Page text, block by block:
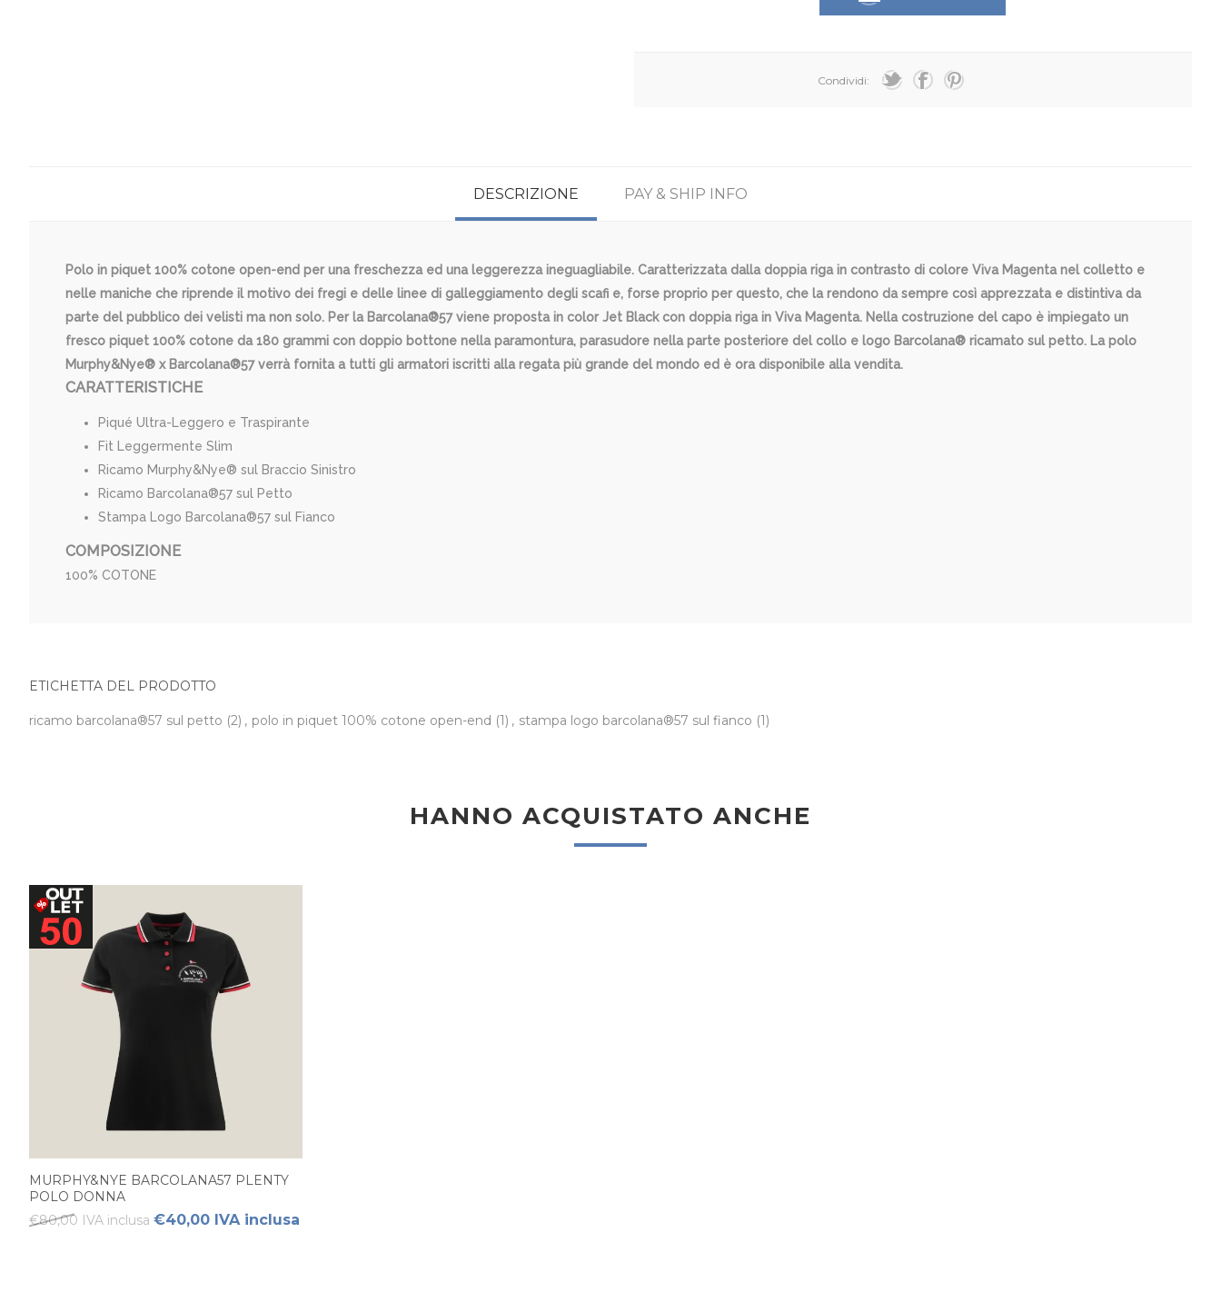
Condividi:
DESCRIZIONE PAY & SHIP INFO
Polo in piquet 100% cotone open-end per una freschezza ed una leggerezza ineguagliabile. Caratterizzata dalla doppia riga in contrasto di colore Viva Magenta nel colletto e
nelle maniche che riprende il motivo dei fregi e delle linee di galleggiamento degli scafi e, forse proprio per questo, che la rendono da sempre così apprezzata e distintiva da
parte del pubblico dei velisti ma non solo. Per la Barcolana®57 viene proposta in color Jet Black con doppia riga in Viva Magenta. Nella costruzione del capo è impiegato un
fresco piquet 100% cotone da 180 grammi con doppio bottone nella paramontura, parasudore nella parte posteriore del collo e logo Barcolana® ricamato sul petto. La polo
Murphy&Nye® x Barcolana®57 verrà fornita a tutti gli armatori iscritti alla regata più grande del mondo ed è ora disponibile alla vendita.
CARATTERISTICHE
Piqué Ultra-Leggero e Traspirante
Fit Leggermente Slim
Ricamo Murphy&Nye® sul Braccio Sinistro
Ricamo Barcolana®57 sul Petto
Stampa Logo Barcolana®57 sul Fianco
COMPOSIZIONE
100% COTONE
ETICHETTA DEL PRODOTTO
ricamo barcolana®57 sul petto (2) , polo in piquet 100% cotone open-end (1) , stampa logo barcolana®57 sul fianco (1)
HANNO ACQUISTATO ANCHE
MURPHY&NYE BARCOLANA57 PLENTY
POLO DONNA
€80,00 IVA inclusa €40,00 IVA inclusa